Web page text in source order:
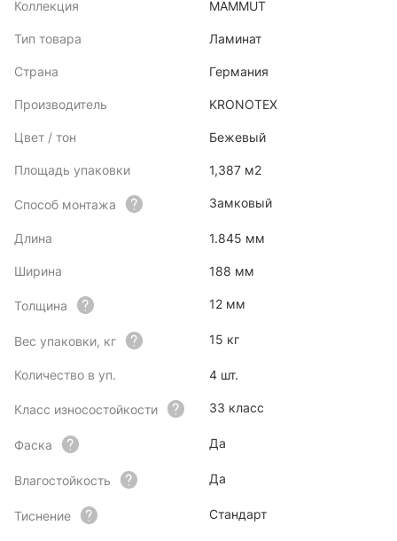
Коллекция MAMMUT
Тип товара Ламинат
Страна Германия
Производитель KRONOTEX
Цвет / тон Бежевый
Площадь упаковки 1,387 м2
Способ монтажа Замковый
Длина 1.845 мм
Ширина 188 мм
Толщина 12 мм
Вес упаковки, кг 15 кг
Количество в уп. 4 шт.
Класс износостойкости 33 класс
Фаска Да
Влагостойкость Да
Тиснение Стандарт